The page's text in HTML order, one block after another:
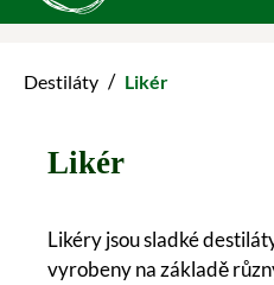
Destiláty / Likér
Likér
Likéry jsou sladké
vyrobeny na základě